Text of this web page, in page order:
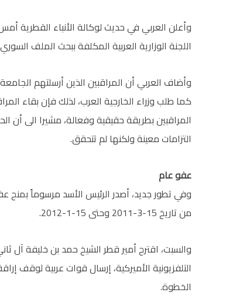
وأعلن العربي في حديث لوكالة الأنباء القطرية
اللجنة الوزارية العربية المكلفة ببحث الملف السوري في القاهرة
وأضاف العربي أن المراقبين الذين أرسلتهم
كما طلب وزراء الخارجية العرب، لذلك فإن بقاء
المراقبين بطريقة حقيقية وفعالة، مشيرا الى
التزامات معينة ولكنها لم تتحقق.
عفو عام
وفي تطور جديد، أصدر الرئيس الأسد مرسوماً بمنح
من تاريخ 15-3-2011 وحتى 15-1-2012.
التلفزيونية الأميركية، إرسال قوات عربية لوقف
الخطوة.